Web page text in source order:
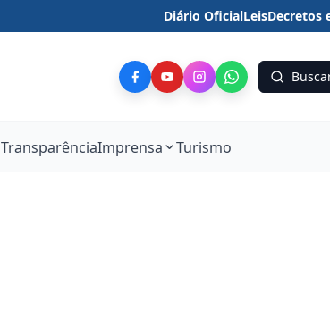
Diário OficialLeisDecretos
TransparênciaImprensa Turismo